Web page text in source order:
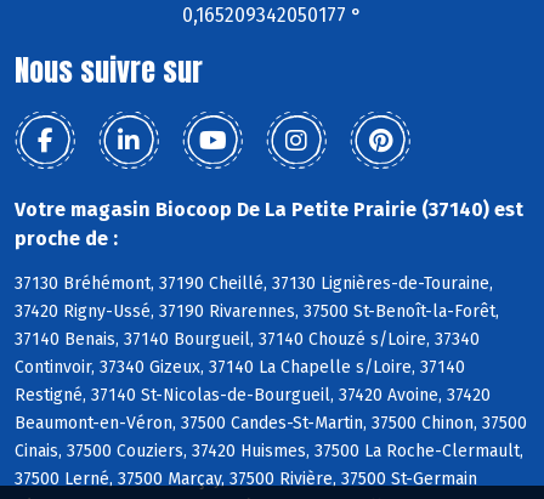
0,165209342050177 °
Nous suivre sur
Votre magasin Biocoop De La Petite Prairie (37140) est
proche de :
37130 Bréhémont, 37190 Cheillé, 37130 Lignières-de-Touraine,
37420 Rigny-Ussé, 37190 Rivarennes, 37500 St-Benoît-la-Forêt,
37140 Benais, 37140 Bourgueil, 37140 Chouzé s/Loire, 37340
Continvoir, 37340 Gizeux, 37140 La Chapelle s/Loire, 37140
Restigné, 37140 St-Nicolas-de-Bourgueil, 37420 Avoine, 37420
Beaumont-en-Véron, 37500 Candes-St-Martin, 37500 Chinon, 37500
Cinais, 37500 Couziers, 37420 Huismes, 37500 La Roche-Clermault,
37500 Lerné, 37500 Marçay, 37500 Rivière, 37500 St-Germain